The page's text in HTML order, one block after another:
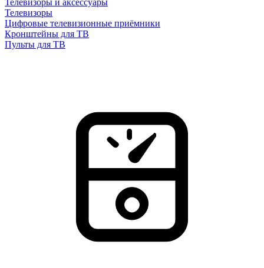
Телевизоры и аксессуары
Телевизоры
Цифровые телевизионные приёмники
Кронштейны для ТВ
Пульты для ТВ